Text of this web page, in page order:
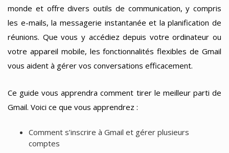
monde et offre divers outils de communication, y compris
les e-mails, la messagerie instantanée et la planification de
réunions. Que vous y accédiez depuis votre ordinateur ou
votre appareil mobile, les fonctionnalités flexibles de Gmail
vous aident à gérer vos conversations efficacement.
Ce guide vous apprendra comment tirer le meilleur parti de
Gmail. Voici ce que vous apprendrez :
Comment s’inscrire à Gmail et gérer plusieurs
comptes